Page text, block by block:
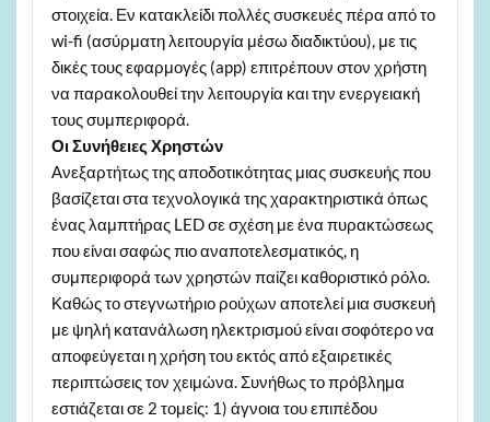
στοιχεία. Εν κατακλείδι πολλές συσκευές πέρα από το
wi-fi (ασύρματη λειτουργία μέσω διαδικτύου), με τις
δικές τους εφαρμογές (app) επιτρέπουν στον χρήστη
να παρακολουθεί την λειτουργία και την ενεργειακή
τους συμπεριφορά.
Οι Συνήθειες Χρηστών
Ανεξαρτήτως της αποδοτικότητας μιας συσκευής που
βασίζεται στα τεχνολογικά της χαρακτηριστικά όπως
ένας λαμπτήρας LED σε σχέση με ένα πυρακτώσεως
που είναι σαφώς πιο αναποτελεσματικός, η
συμπεριφορά των χρηστών παίζει καθοριστικό ρόλο.
Καθώς το στεγνωτήριο ρούχων αποτελεί μια συσκευή
με ψηλή κατανάλωση ηλεκτρισμού είναι σοφότερο να
αποφεύγεται η χρήση του εκτός από εξαιρετικές
περιπτώσεις τον χειμώνα. Συνήθως το πρόβλημα
εστιάζεται σε 2 τομείς: 1) άγνοια του επιπέδου